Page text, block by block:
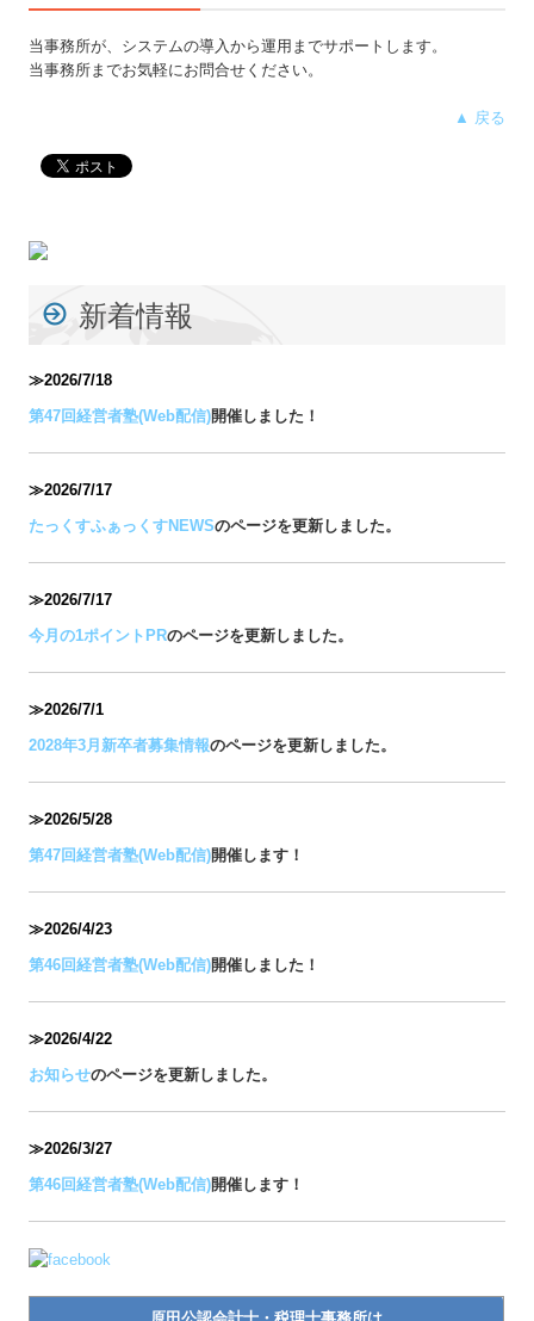
新着情報
≫2026/7/18
第47回経営者塾(Web配信)開催しました！
≫2026/7/17
たっくすふぁっくすNEWSのページを更新しました。
≫2026/7/17
今月の1ポイントPRのページを更新しました。
≫2026/7/1
2028年3月新卒者募集情報のページを更新しました。
≫2026/5/28
第47回経営者塾(Web配信)開催します！
≫2026/4/23
第46回経営者塾(Web配信)開催しました！
≫2026/4/22
お知らせのページを更新しました。
≫2026/3/27
第46回経営者塾(Web配信)開催します！
当事務所が、システムの導入から運用までサポートします。
当事務所までお気軽にお問合せください。
▲ 戻る